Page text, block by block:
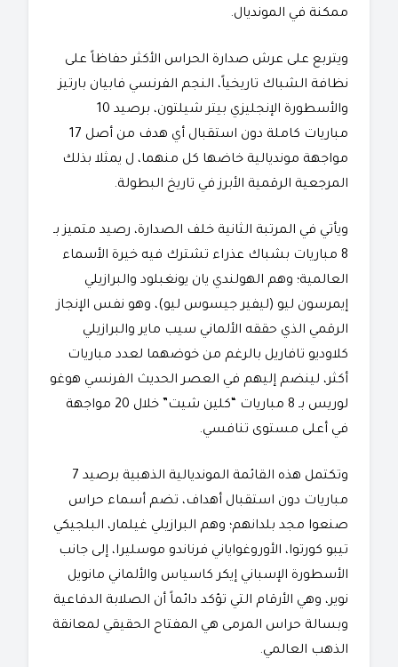
ممكنة في المونديال.
​ويتربع على عرش صدارة الحراس الأكثر حفاظاً على
نظافة الشباك تاريخياً، النجم الفرنسي فابيان بارتيز
والأسطورة الإنجليزي بيتر شيلتون، برصيد 10
مباريات كاملة دون استقبال أي هدف من أصل 17
مواجهة مونديالية خاضها كل منهما، ل يمثلا بذلك
المرجعية الرقمية الأبرز في تاريخ البطولة.
​ويأتي في المرتبة الثانية خلف الصدارة، رصيد متميز بـ
8 مباريات بشباك عذراء تشترك فيه خيرة الأسماء
العالمية؛ وهم الهولندي يان يونغبلود والبرازيلي
إيمرسون ليو (ليفير جيسوس ليو)، وهو نفس الإنجاز
الرقمي الذي حققه الألماني سيب ماير والبرازيلي
كلاوديو تافاريل بالرغم من خوضهما لعدد مباريات
أكثر، لينضم إليهم في العصر الحديث الفرنسي هوغو
لوريس بـ 8 مباريات “كلين شيت” خلال 20 مواجهة
في أعلى مستوى تنافسي.
​وتكتمل هذه القائمة المونديالية الذهبية برصيد 7
مباريات دون استقبال أهداف، تضم أسماء حراس
صنعوا مجد بلدانهم؛ وهم البرازيلي غيلمار، البلجيكي
تيبو كورتوا، الأوروغواياني فرناندو موسليرا، إلى جانب
الأسطورة الإسباني إيكر كاسياس والألماني مانويل
نوير، وهي الأرقام التي تؤكد دائماً أن الصلابة الدفاعية
وبسالة حراس المرمى هي المفتاح الحقيقي لمعانقة
الذهب العالمي.